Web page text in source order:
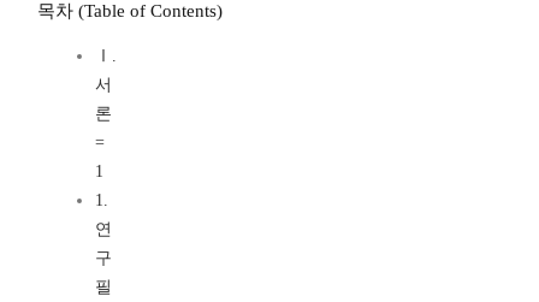
목차 (Table of Contents)
Ⅰ.
서
론
=
1
1.
연
구
필